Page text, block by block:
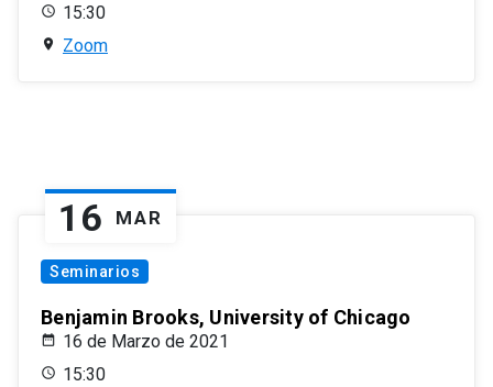
15:30
Zoom
16 MAR
Seminarios
Benjamin Brooks, University of Chicago
16 de Marzo de 2021
15:30